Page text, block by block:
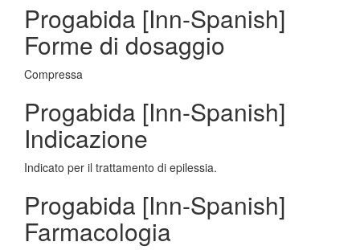
Progabida [Inn-Spanish]
Forme di dosaggio
Compressa
Progabida [Inn-Spanish]
Indicazione
Indicato per il trattamento di epilessia.
Progabida [Inn-Spanish]
Farmacologia